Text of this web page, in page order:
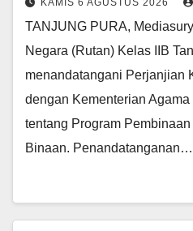
KAMIS 6 AGUSTUS 2026
TANJUNG PURA,
Negara (Rutan) Kelas IIB
menandatangani Perjanjian
dengan Kementerian
tentang Program
Binaan. Penandatanganan…